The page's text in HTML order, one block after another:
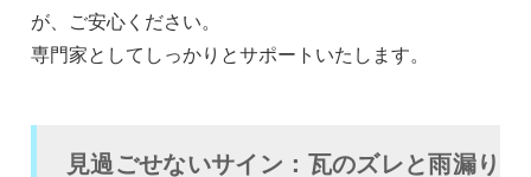
が、ご安心ください。
専門家としてしっかりとサポートいたします。
見過ごせないサイン：瓦のズレと雨漏り